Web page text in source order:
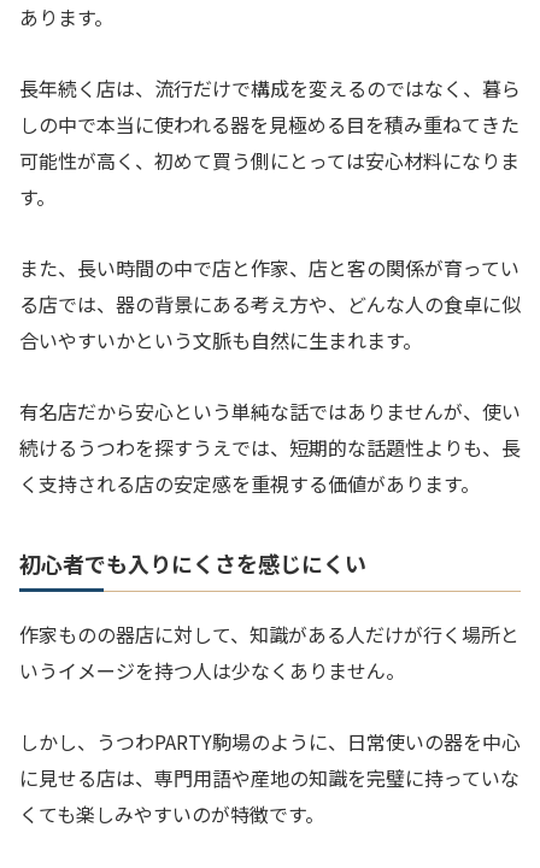
あります。
長年続く店は、流行だけで構成を変えるのではなく、暮ら
しの中で本当に使われる器を見極める目を積み重ねてきた
可能性が高く、初めて買う側にとっては安心材料になりま
す。
また、長い時間の中で店と作家、店と客の関係が育ってい
る店では、器の背景にある考え方や、どんな人の食卓に似
合いやすいかという文脈も自然に生まれます。
有名店だから安心という単純な話ではありませんが、使い
続けるうつわを探すうえでは、短期的な話題性よりも、長
く支持される店の安定感を重視する価値があります。
初心者でも入りにくさを感じにくい
作家ものの器店に対して、知識がある人だけが行く場所と
いうイメージを持つ人は少なくありません。
しかし、うつわPARTY駒場のように、日常使いの器を中心
に見せる店は、専門用語や産地の知識を完璧に持っていな
くても楽しみやすいのが特徴です。